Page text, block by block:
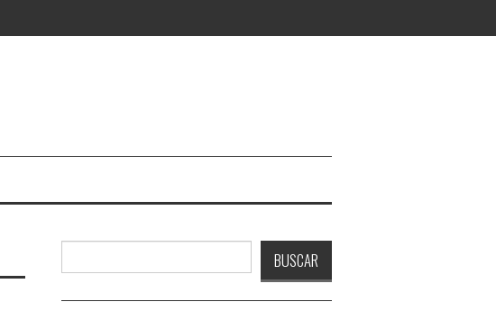
BUSCAR